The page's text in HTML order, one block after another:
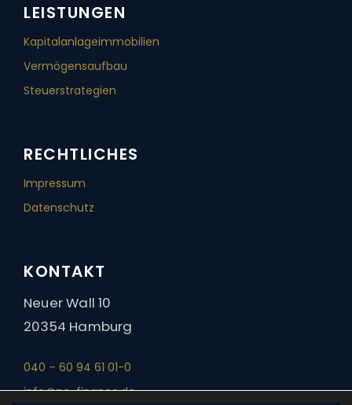
LEISTUNGEN
Kapitalanlage­immobilien
Vermögensaufbau
Steuerstrategien
RECHTLICHES
Impressum
Datenschutz
KONTAKT
Neuer Wall 10
20354 Hamburg
040 – 60 94 61 01-0
info@nc-finance.de